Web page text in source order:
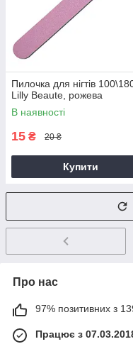
Пилочка для нігтів
Lilly Beaute, рожева
В наявності
15 ₴ 20 ₴
Купити
Про нас
97% позитивних з 139
Працює з